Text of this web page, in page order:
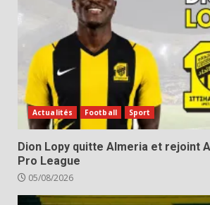
Actualités Football Sport
Dion Lopy quitte Almeria et rejoint
Pro League
05/08/2026